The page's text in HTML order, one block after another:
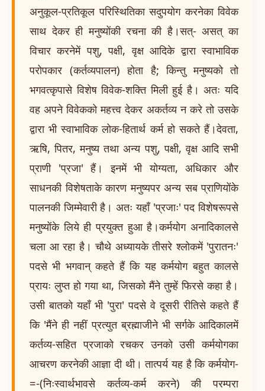
अनुकूल-प्रतिकूल परिस्थितिका सदुपयोग करनेका विवेक
साथ देकर ही मनुष्योंकी रचना की है।सत्- असत् का
विचार करनेमें पशु, पक्षी, वृक्ष आदिके द्वारा स्वाभाविक
परोपकार (कर्तव्यपालन) होता है; किन्तु मनुष्यको तो
भगवत्कृपासे विशेष विवेक-शक्ति मिली हुई है। अतः यदि
वह अपने विवेकको महत्त्व देकर अकर्तव्य न करे तो उसके
द्वारा भी स्वाभाविक लोक-हितार्थ कर्म हो सकते हैं।देवता,
ऋषि, पितर, मनुष्य तथा अन्य पशु, पक्षी, वृक्ष आदि सभी
प्राणी 'प्रजा' हैं। इनमें भी योग्यता, अधिकार और
साधनकी विशेषताके कारण मनुष्यपर अन्य सब प्राणियोंके
पालनकी जिम्मेवारी है। अतः यहाँ 'प्रजाः' पद विशेषरूपसे
मनुष्योंके लिये ही प्रयुक्त हुआ है।कर्मयोग अनादिकालसे
चला आ रहा है। चौथे अध्यायके तीसरे श्लोकमें 'पुरातनः'
पदसे भी भगवान् कहते हैं कि यह कर्मयोग बहुत कालसे
प्रायः लुप्त हो गया था, जिसको मैंने तुम्हें फिरसे कहा है।
उसी बातको यहाँ भी 'पुरा' पदसे वे दूसरी रीतिसे कहते हैं
कि 'मैंने ही नहीं प्रत्युत ब्रह्माजीने भी सर्गके आदिकालमें
कर्तव्य-सहित प्रजाको रचकर उनको उसी कर्मयोगका
आचरण करनेकी आज्ञा दी थी। तात्पर्य यह है कि कर्मयोग-
=-(निःस्वार्थभावसे कर्तव्य-कर्म करने) की परम्परा